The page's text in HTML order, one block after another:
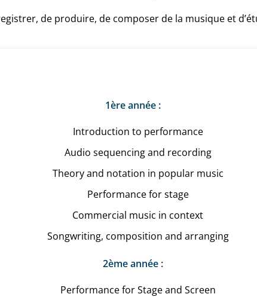
de produire, de composer de la musique et
1ère année :
Introduction to performance
Audio sequencing and recording
Theory and notation in popular music
Performance for stage
Commercial music in context
Songwriting, composition and arranging
2ème année :
Performance for Stage and Screen